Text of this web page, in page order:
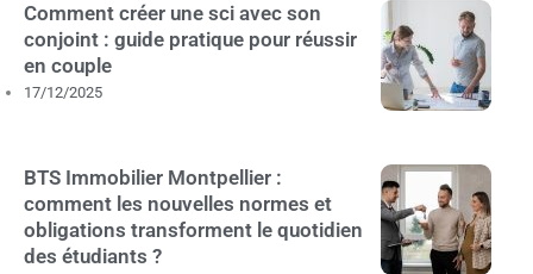
Comment créer une sci avec son
conjoint : guide pratique pour réussir
en couple
17/12/2025
BTS Immobilier Montpellier :
comment les nouvelles normes et
obligations transforment le quotidien
des étudiants ?